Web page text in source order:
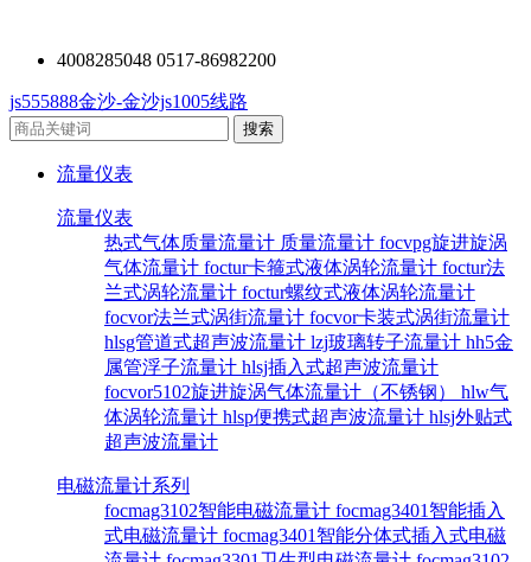
4008285048 0517-86982200
js555888金沙-金沙js1005线路
流量仪表
流量仪表
热式气体质量流量计 质量流量计 focvpg旋进旋涡
气体流量计 foctur卡箍式液体涡轮流量计 foctur法
兰式涡轮流量计 foctur螺纹式液体涡轮流量计
focvor法兰式涡街流量计 focvor卡装式涡街流量计
hlsg管道式超声波流量计 lzj玻璃转子流量计 hh5金
属管浮子流量计 hlsj插入式超声波流量计
focvor5102旋进旋涡气体流量计（不锈钢） hlw气
体涡轮流量计 hlsp便携式超声波流量计 hlsj外贴式
超声波流量计
电磁流量计系列
focmag3102智能电磁流量计 focmag3401智能插入
式电磁流量计 focmag3401智能分体式插入式电磁